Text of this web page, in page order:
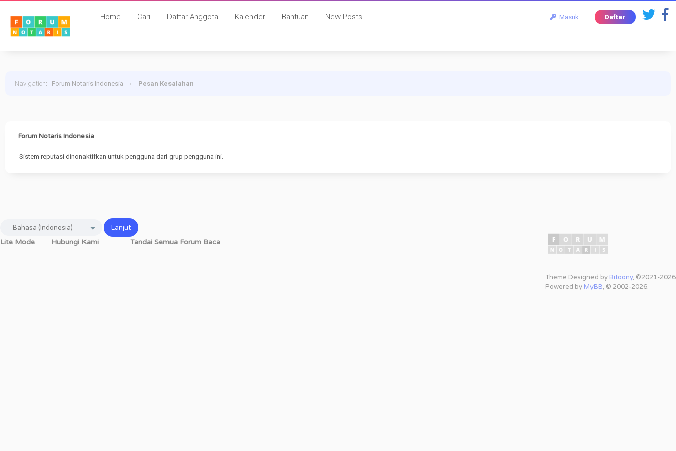
Masuk Daftar
Home Cari Daftar Anggota Kalender Bantuan New Posts
Navigation: Forum Notaris Indonesia › Pesan Kesalahan
Forum Notaris Indonesia
Sistem reputasi dinonaktifkan untuk pengguna dari grup pengguna ini.
Theme Designed by Bitoony, ©2021-2026
Powered by MyBB, © 2002-2026.
Lite Mode Hubungi Kami Tandai Semua Forum Baca